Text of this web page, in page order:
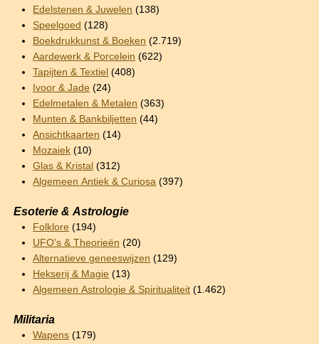
Edelstenen & Juwelen (138)
Speelgoed (128)
Boekdrukkunst & Boeken (2.719)
Aardewerk & Porcelein (622)
Tapijten & Textiel (408)
Ivoor & Jade (24)
Edelmetalen & Metalen (363)
Munten & Bankbiljetten (44)
Ansichtkaarten (14)
Mozaiek (10)
Glas & Kristal (312)
Algemeen Antiek & Curiosa (397)
Esoterie & Astrologie
Folklore (194)
UFO's & Theorieën (20)
Alternatieve geneeswijzen (129)
Hekserij & Magie (13)
Algemeen Astrologie & Spiritualiteit (1.462)
Militaria
Wapens (179)